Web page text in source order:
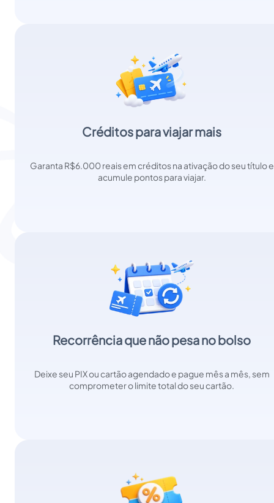
Créditos para viajar mais
Garanta R$6.000 reais em créditos na ativação do seu título e
acumule pontos para viajar.
Recorrência que não pesa no bolso
Deixe seu PIX ou cartão agendado e pague mês a mês, sem
comprometer o limite total do seu cartão.